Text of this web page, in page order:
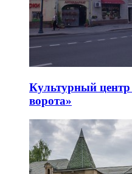
Культурный
ворота»